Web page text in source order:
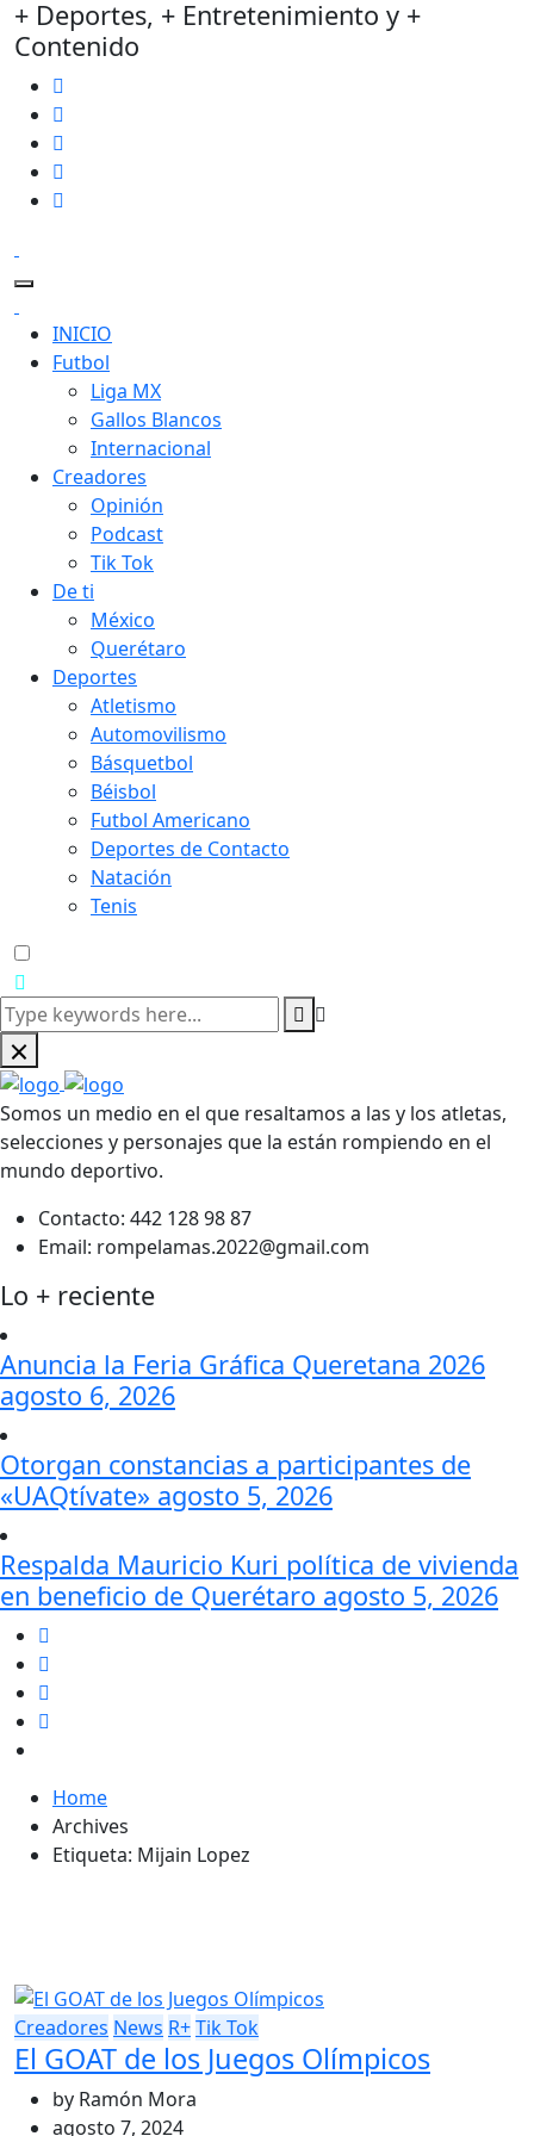
+ Deportes, + Entretenimiento y +
Contenido
INICIO
Futbol
Liga MX
Gallos Blancos
Internacional
Creadores
Opinión
Podcast
Tik Tok
De ti
México
Querétaro
Deportes
Atletismo
Automovilismo
Básquetbol
Béisbol
Futbol Americano
Deportes de Contacto
Natación
Tenis
Somos un medio en el que resaltamos a las y los atletas,
selecciones y personajes que la están rompiendo en el
mundo deportivo.
Contacto: 442 128 98 87
Email: rompelamas.2022@gmail.com
Lo + reciente
Anuncia la Feria Gráfica Queretana 2026
agosto 6, 2026
Otorgan constancias a participantes de
«UAQtívate» agosto 5, 2026
Respalda Mauricio Kuri política de vivienda
en beneficio de Querétaro agosto 5, 2026
Home
Archives
Etiqueta: Mijain Lopez
Creadores News R+Tik Tok
El GOAT de los Juegos Olímpicos
by Ramón Mora
agosto 7, 2024